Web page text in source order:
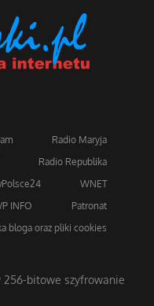
Radio Maryja
Radio Republika
WNET
INFO
Patronat
bloga oraz pliki cookies
256-bitowe szyfrowanie